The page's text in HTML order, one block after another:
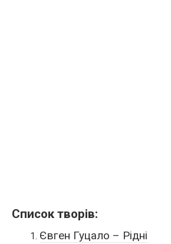
Список творів:
Євген Гуцало – Рідні